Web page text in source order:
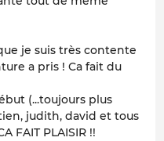
je suis très contente
a pris ! Ca fait du
(...toujours plus
judith, david et tous
FAIT PLAISIR !!